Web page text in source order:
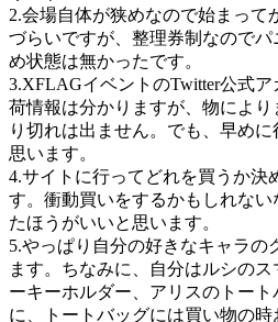
2.会場自体が狭めなので始まって
づらいですが、整理券制なので
め状態は無かったです。
3.XFLAGイベントのTwitter公式
荷情報は分かりますが、物によ
り切れは出ません。でも、早め
思います。
4.サイトに行ってどれを買うか決
す。衝動買いをするかもしれな
たほうがいいと思います。
5.やっぱり自分の好きなキャラの
ます。ちなみに、自分はルシの
ーキーホルダー、アリスのトー
に、トートバッグには買い物の時